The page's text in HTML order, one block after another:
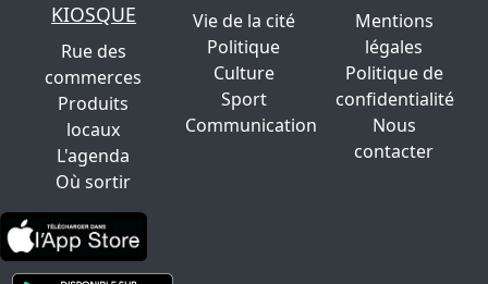
KIOSQUE
Rue des
commerces
Produits
locaux
L'agenda
Où sortir
Vie de la cité
Politique
Culture
Sport
Communication
Mentions
légales
Politique de
confidentialité
Nous
contacter